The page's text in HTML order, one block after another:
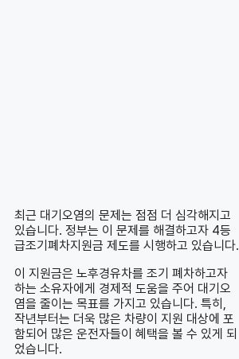
최근 대기오염의 문제는 점점 더 심각해지고
있습니다. 정부는 이 문제를 해결하고자 4등
급조기폐차지원금 제도를 시행하고 있습니다.
이 지원금은 노후경유차를 조기 폐차하고자
하는 소유자에게 경제적 도움을 주어 대기오
염을 줄이는 목표를 가지고 있습니다. 특히,
작년부터는 더욱 많은 차량이 지원 대상에 포
함되어 많은 운전자들이 혜택을 볼 수 있게 되
었습니다.